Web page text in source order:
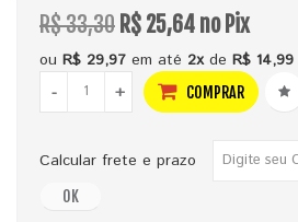
R$ 33,30 R$ 25,64 no Pix
ou R$ 29,97 em até 2xde R$ 14,99
-
+ COMPRAR
Calcular frete e prazo
OK